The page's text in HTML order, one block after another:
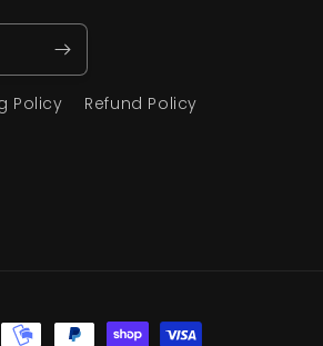
Policy Refund Policy